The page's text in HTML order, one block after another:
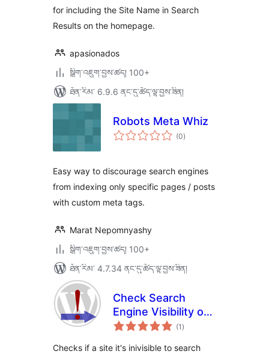
for including the Site Name in Search
Results on the homepage.
apasionados
སྒྲིག་འཇུག་བྱས་ཚད། 100+
ཐོན་རིམ་ 6.9.6 ནང་དུ་ཚོད་ལྟ་བྱས་ཟིན།
Robots Meta Whiz
(0གདེང་
འཇོག་
)
Easy way to discourage search engines
from indexing only specific pages / posts
with custom meta tags.
Marat Nepomnyashy
སྒྲིག་འཇུག་བྱས་ཚད། 100+
ཐོན་རིམ་ 4.7.34 ནང་དུ་ཚོད་ལྟ་བྱས་ཟིན།
Check Search
Engine Visibility on
Migration
(1 གདེང་
འཇོག་
ཚང་།
)
Checks if a site it's inivisible to search